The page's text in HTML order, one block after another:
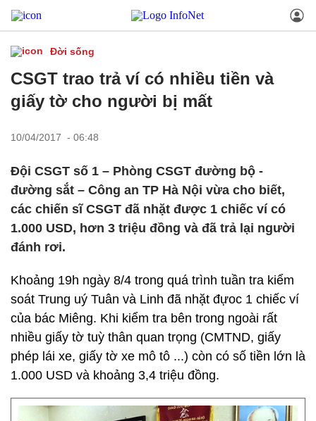
Đời sống
CSGT trao trả ví có nhiều tiền và
giấy tờ cho người bị mất
10/04/2017 - 06:48
Đội CSGT số 1 – Phòng CSGT đường bộ -
đường sắt – Công an TP Hà Nội vừa cho biết,
các chiến sĩ CSGT đã nhặt được 1 chiếc ví có
1.000 USD, hơn 3 triệu đồng và đã trả lại người
đánh rơi.
Khoảng 19h ngày 8/4 trong quá trình tuần tra kiểm
soát Trung uý Tuân và Linh đã nhặt đựoc 1 chiếc ví
của bác Miêng. Khi kiểm tra bên trong ngoài rất
nhiều giấy tờ tuỳ thân quan trọng (CMTND, giấy
phép lái xe, giấy tờ xe mô tô ...) còn có số tiền lớn là
1.000 USD và khoảng 3,4 triệu đồng.